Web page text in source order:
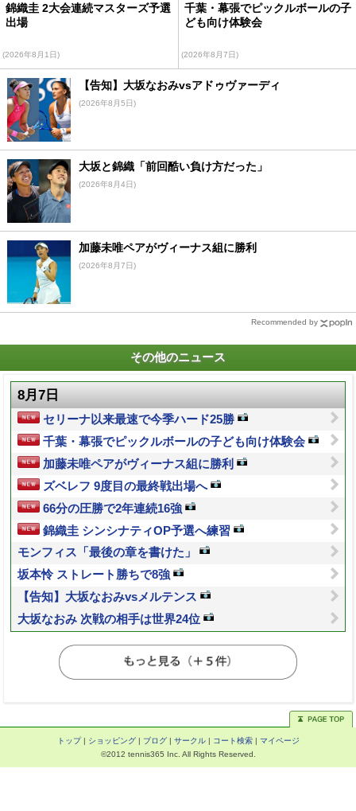
錦織圭 2大会連続マスターズ予選
出場
(2026年8月1日)
千葉・幕張でピックルボールの子
ども向け体験会
(2026年8月7日)
【告知】大坂なおみvsアドゥヴァーディ
(2026年8月5日)
大坂と錦織「前回酷い負け方だった」
(2026年8月4日)
加藤未唯ペアがヴィーナス組に勝利
(2026年8月7日)
Recommended by
その他のニュース
8月7日
セリーナ以来最速で今季ハード25勝
千葉・幕張でピックルボールの子ども向け体験会
加藤未唯ペアがヴィーナス組に勝利
ズベレフ 9度目の最終戦出場へ
66分の圧勝で2年連続16強
錦織圭 シンシナティOP予選へ練習
モンフィス「最後の章を書けた」
坂本怜 ストレート勝ちで8強
【告知】大坂なおみvsメルテンス
大坂なおみ 次戦の相手は世界24位
トップ| ショッピング| ブログ| サークル| コート検索| マイページ
©2012 tennis365 Inc. All Rights Reserved.